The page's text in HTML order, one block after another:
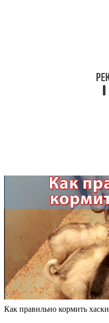
Как правильно кормить хаски